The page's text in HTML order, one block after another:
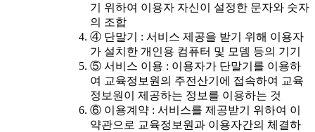
기 위하여 이용자 자신이 설정한 문자와 숫자
의 조합
④ 단말기 : 서비스 제공을 받기 위해 이용자
가 설치한 개인용 컴퓨터 및 모뎀 등의 기기
⑤ 서비스 이용 : 이용자가 단말기를 이용하
여 교육정보원의 주전산기에 접속하여 교육
정보원이 제공하는 정보를 이용하는 것
⑥ 이용계약 : 서비스를 제공받기 위하여 이
약관으로 교육정보원과 이용자간의 체결하